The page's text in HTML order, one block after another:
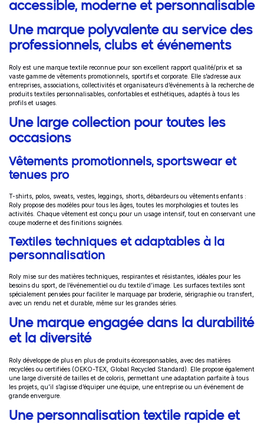
accessible, moderne et personnalisable
Une marque polyvalente au service des
professionnels, clubs et événements
Roly est une marque textile reconnue pour son excellent rapport qualité/prix et sa
vaste gamme de vêtements promotionnels, sportifs et corporate. Elle s’adresse aux
entreprises, associations, collectivités et organisateurs d’événements à la recherche de
produits textiles personnalisables, confortables et esthétiques, adaptés à tous les
profils et usages.
Une large collection pour toutes les
occasions
Vêtements promotionnels, sportswear et
tenues pro
T-shirts, polos, sweats, vestes, leggings, shorts, débardeurs ou vêtements enfants :
Roly propose des modèles pour tous les âges, toutes les morphologies et toutes les
activités. Chaque vêtement est conçu pour un usage intensif, tout en conservant une
coupe moderne et des finitions soignées.
Textiles techniques et adaptables à la
personnalisation
Roly mise sur des matières techniques, respirantes et résistantes, idéales pour les
besoins du sport, de l’événementiel ou du textile d’image. Les surfaces textiles sont
spécialement pensées pour faciliter le marquage par broderie, sérigraphie ou transfert,
avec un rendu net et durable, même sur les grandes séries.
Une marque engagée dans la durabilité
et la diversité
Roly développe de plus en plus de produits écoresponsables, avec des matières
recyclées ou certifiées (OEKO-TEX, Global Recycled Standard). Elle propose également
une large diversité de tailles et de coloris, permettant une adaptation parfaite à tous
les projets, qu’il s’agisse d’équiper une équipe, une entreprise ou un événement de
grande envergure.
Une personnalisation textile rapide et